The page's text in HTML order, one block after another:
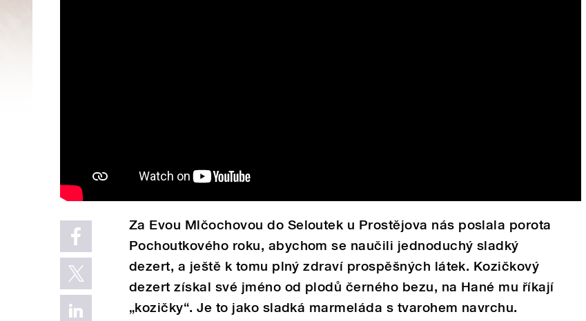
Za Evou Mlčochovou do Seloutek u Prostějova nás poslala porota
Pochoutkového roku, abychom se naučili jednoduchý sladký
dezert, a ještě k tomu plný zdraví prospěšných látek. Kozičkový
dezert získal své jméno od plodů černého bezu, na Hané mu říkají
„kozičky“. Je to jako sladká marmeláda s tvarohem navrchu.